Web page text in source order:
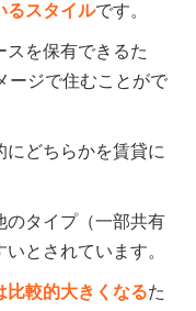
るスタイルです。
スを保有できるた
ージで住むことがで
どちらかを賃貸に
のタイプ（一部共有
とされています。
比較的大きくなるた